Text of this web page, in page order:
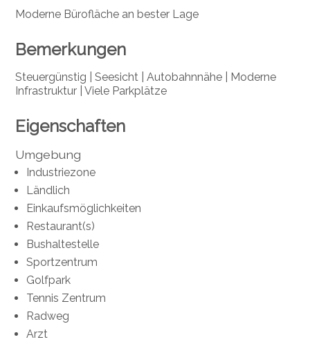
Moderne Bürofläche an bester Lage
Bemerkungen
Steuergünstig | Seesicht | Autobahnnähe | Moderne
Infrastruktur | Viele Parkplätze
Eigenschaften
Umgebung
Industriezone
Ländlich
Einkaufsmöglichkeiten
Restaurant(s)
Bushaltestelle
Sportzentrum
Golfpark
Tennis Zentrum
Radweg
Arzt